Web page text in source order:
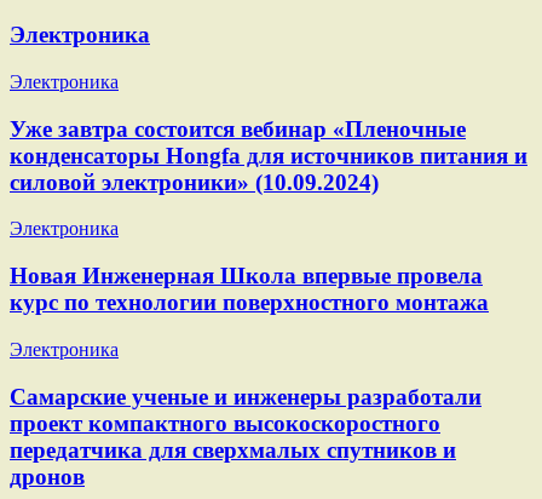
Электроника
Электроника
Уже завтра состоится вебинар «Пленочные
конденсаторы Hongfa для источников питания и
силовой электроники» (10.09.2024)
Электроника
Новая Инженерная Школа впервые провела
курс по технологии поверхностного монтажа
Электроника
Самарские ученые и инженеры разработали
проект компактного высокоскоростного
передатчика для сверхмалых спутников и
дронов